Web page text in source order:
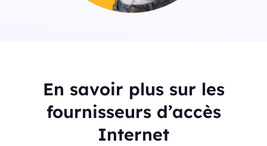
En savoir plus sur les
fournisseurs d’accès
Internet